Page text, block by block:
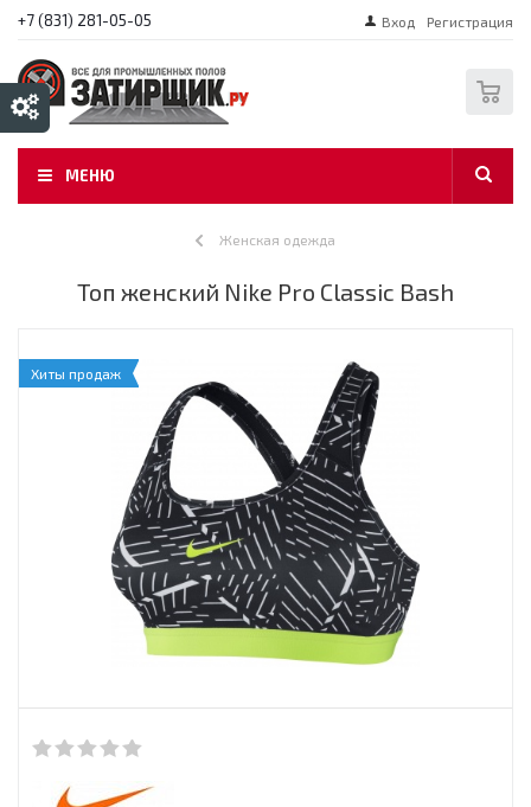
+7 (831) 281-05-05 Вход Регистрация
МЕНЮ
Женская одежда
Топ женский Nike Pro Classic Bash
Хиты продаж